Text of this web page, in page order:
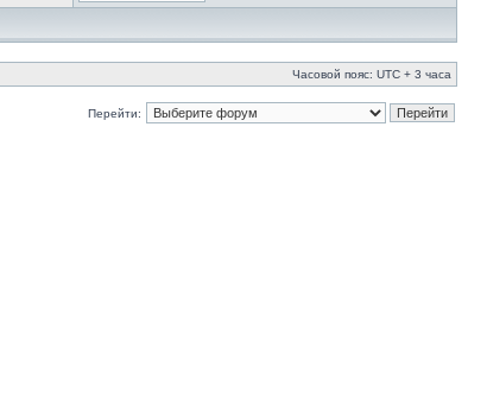
Часовой пояс: UTC + 3 часа
Перейти: